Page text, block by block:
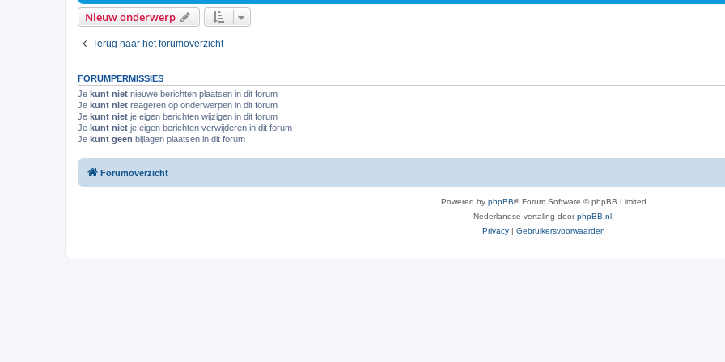
e
e
i
Nieuw onderwerp
Terug naar het forumoverzicht
FORUMPERMISSIES
Je kunt niet nieuwe berichten plaatsen in dit forum
Je kunt niet reageren op onderwerpen in dit forum
Je kunt niet je eigen berichten wijzigen in dit forum
Je kunt niet je eigen berichten verwijderen in dit forum
Je kunt geen bijlagen plaatsen in dit forum
Forumoverzicht
Powered by phpBB® Forum Software © phpBB Limited
Nederlandse vertaling doorphpBB.nl
Privacy | Gebruikersvoorwaarden